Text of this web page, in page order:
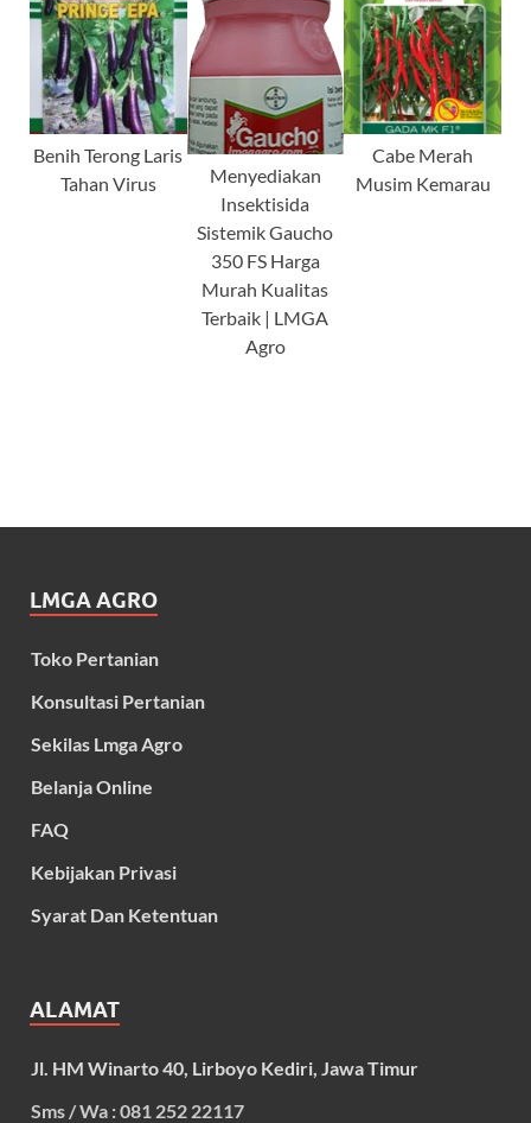
Benih Terong Laris
Tahan Virus
Menyediakan
Insektisida
Sistemik Gaucho
350 FS Harga
Murah Kualitas
Terbaik | LMGA
Agro
Cabe Merah
Musim Kemarau
LMGA AGRO
Toko Pertanian
Konsultasi Pertanian
Sekilas Lmga Agro
Belanja Online
FAQ
Kebijakan Privasi
Syarat Dan Ketentuan
ALAMAT
Jl. HM Winarto 40, Lirboyo Kediri, Jawa Timur
Sms / Wa : 081 252 22117